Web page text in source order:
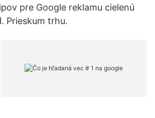
pre Google reklamu cielenú
Prieskum trhu.